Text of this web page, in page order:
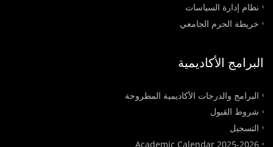
نظام إدارة السياسات
خريطة الحرم الجامعي
البرامج الأكاديمية
البرامج والدرجات الأكاديمية المطروحة
شروط القبول
التسجيل
Academic Calendar 2025-2026